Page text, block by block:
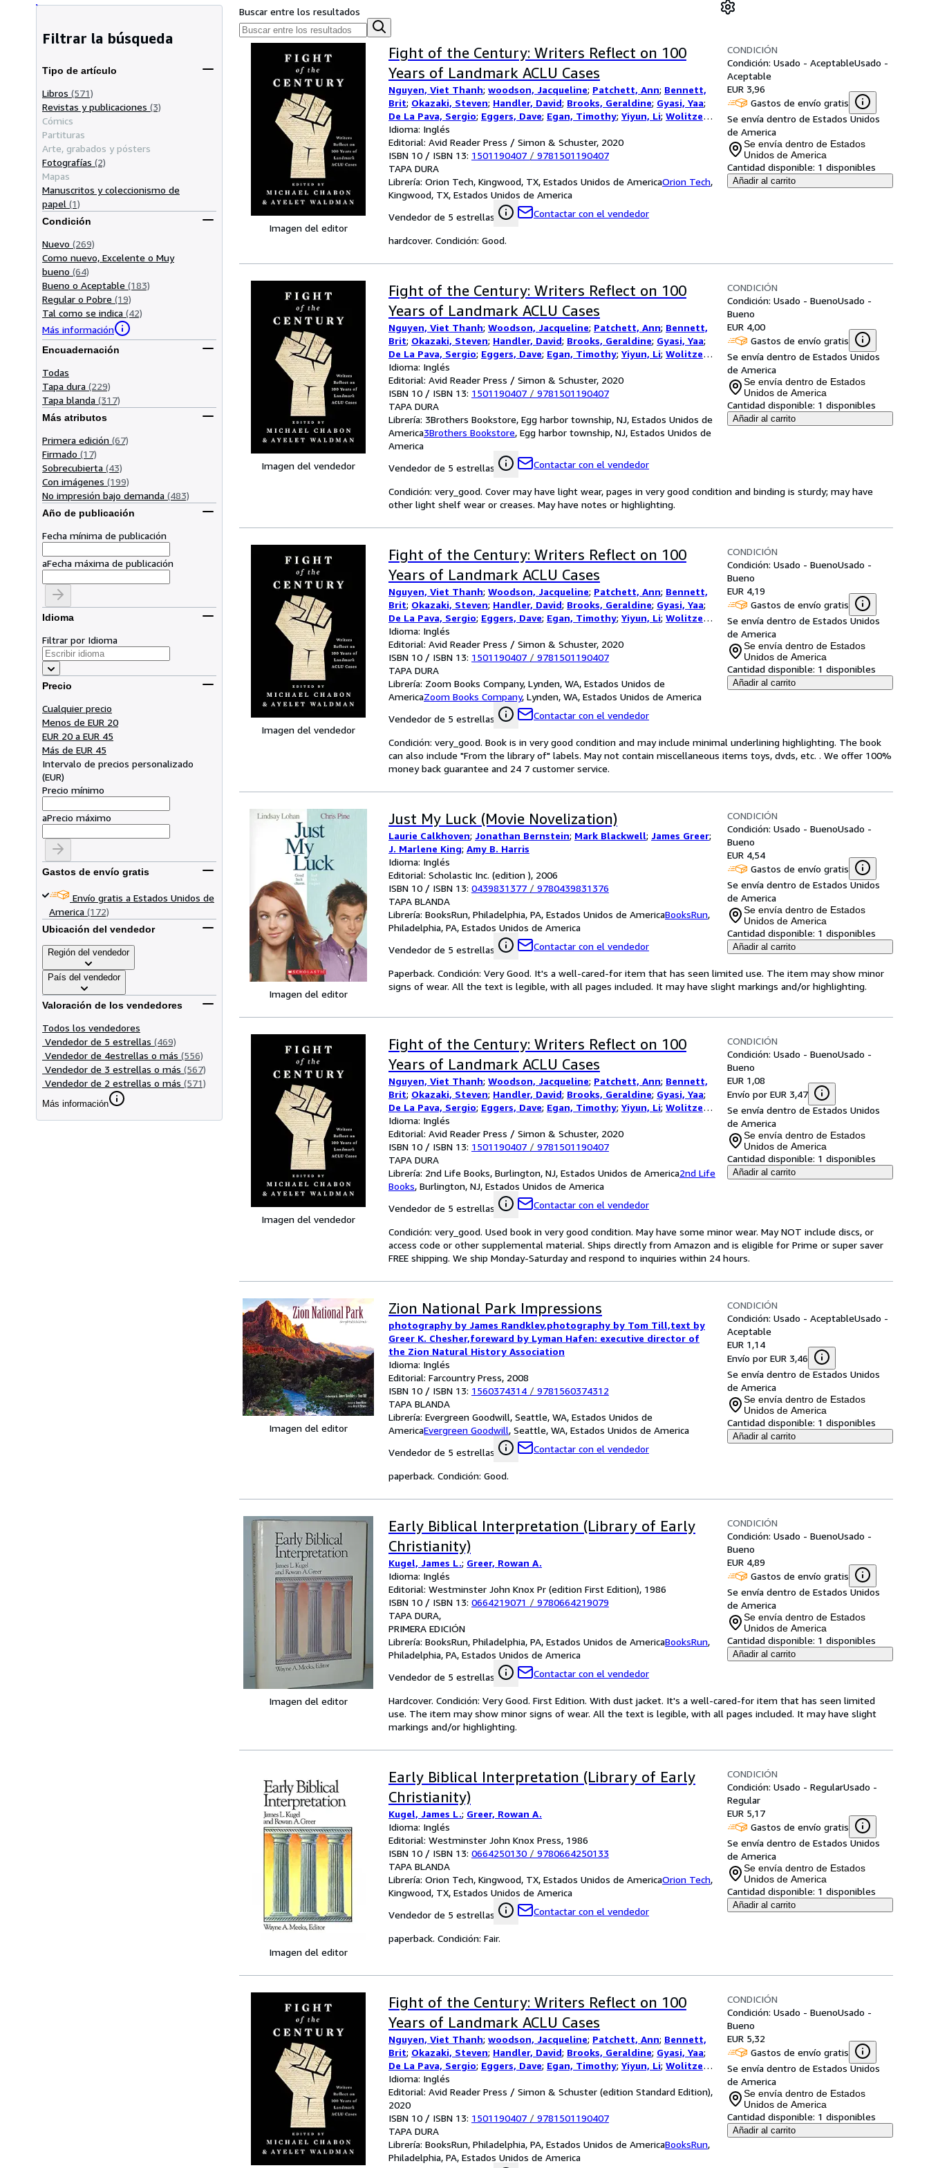
Filtrar la búsqueda
Tipo de artículo
Libros (571)
Revistas y publicaciones (3)
Cómics
Partituras
Arte, grabados y pósters
Fotografías (2)
Mapas
Manuscritos y coleccionismo de
papel (1)
Condición
Nuevo (269)
Como nuevo, Excelente o Muy
bueno (64)
Bueno o Aceptable (183)
Regular o Pobre (19)
Tal como se indica (42)
Más información
Encuadernación
Todas
Tapa dura (229)
Tapa blanda (317)
Más atributos
Primera edición (67)
Firmado (17)
Sobrecubierta (43)
Con imágenes (199)
No impresión bajo demanda (483)
Año de publicación
Fecha mínima de publicación
aFecha máxima de publicación
Idioma
Filtrar por Idioma
Precio
Cualquier precio
Menos de EUR 20
EUR 20 a EUR 45
Más de EUR 45
Intervalo de precios personalizado
(EUR)
Precio mínimo
aPrecio máximo
Gastos de envío gratis
Envío gratis a Estados Unidos de
America (172)
Ubicación del vendedor
Región del vendedor
País del vendedor
Valoración de los vendedores
Todos los vendedores
Vendedor de 5 estrellas (469)
Vendedor de 4estrellas o más (556)
Vendedor de 3 estrellas o más (567)
Vendedor de 2 estrellas o más (571)
Más información
Buscar entre los resultados
Imagen del editor
Fight of the Century: Writers Reflect on 100
Years of Landmark ACLU Cases
Nguyen, Viet Thanh; woodson, Jacqueline; Patchett, Ann; Bennett,
Brit; Okazaki, Steven; Handler, David; Brooks, Geraldine; Gyasi, Yaa;
De La Pava, Sergio; Eggers, Dave; Egan, Timothy; Yiyun, Li; Wolitzer,
Meg;Tobar, Hector
Alameddine, Rabih; Rothman-Zecher, Moriel; Lethem, Jonathan
Rushdie, Salman; Groff, Lauren;Egan, Jennifer;
Morgan;Lavalle, Victor
Jesmyn ;Sumney, Moses;Saunders, George;James, Marlon;Finnegan,
William;Doerr, Anthony;Anders, C.J.;Childs, Brenda J.
Erdrich, Louise;LeBlanc, Adrian Nicole ;
Michael [Editor];Waldman, Ayelet [Editor];Cole, Dave [Foreword];
Idioma: Inglés
Editorial: Avid Reader Press / Simon & Schuster, 2020
ISBN 10 / ISBN 13: 1501190407 / 9781501190407
TAPA DURA
Librería: Orion Tech, Kingwood, TX, Estados Unidos de AmericaOrion Tech,
Kingwood, TX, Estados Unidos de America
Vendedor de 5 estrellas
Contactar con el vendedor
CONDICIÓN
Condición: Usado - AceptableUsado -
Aceptable
EUR 3,96
Gastos de envío gratis
Se envía dentro de Estados Unidos
de America
Se envía dentro de Estados
Unidos de America
Cantidad disponible: 1 disponibles
Añadir al carrito
hardcover. Condición: Good.
Imagen del vendedor
Fight of the Century: Writers Reflect on 100
Years of Landmark ACLU Cases
Nguyen, Viet Thanh; Woodson, Jacqueline; Patchett, Ann; Bennett,
Brit; Okazaki, Steven; Handler, David; Brooks, Geraldine; Gyasi, Yaa;
De La Pava, Sergio; Eggers, Dave; Egan, Timothy; Yiyun, Li; Wolitzer,
Meg;Tobar, Hector
Alameddine, Rabih; Rothman-Zecher, Moriel; Lethem, Jonathan
Rushdie, Salman; Groff, Lauren;Egan, Jennifer;
Morgan;Lavalle, Victor
Jesmyn ;Sumney, Moses;Saunders, George;James, Marlon; Finnegan,
William;Doerr, Anthony;Anders, C.J.; Childs, Brenda J.;Greer,
Andrew Sean
Idioma: Inglés
Editorial: Avid Reader Press / Simon & Schuster, 2020
ISBN 10 / ISBN 13: 1501190407 / 9781501190407
TAPA DURA
Librería: 3Brothers Bookstore, Egg harbor township, NJ, Estados Unidos de
America3Brothers Bookstore, Egg harbor township, NJ, Estados Unidos de
America
Vendedor de 5 estrellas
Contactar con el vendedor
CONDICIÓN
Condición: Usado - BuenoUsado -
Bueno
EUR 4,00
Gastos de envío gratis
Se envía dentro de Estados Unidos
de America
Se envía dentro de Estados
Unidos de America
Cantidad disponible: 1 disponibles
Añadir al carrito
Condición: very_good. Cover may have light wear, pages in very good condition and binding is sturdy; may have
other light shelf wear or creases. May have notes or highlighting.
Imagen del vendedor
Fight of the Century: Writers Reflect on 100
Years of Landmark ACLU Cases
Nguyen, Viet Thanh; Woodson, Jacqueline; Patchett, Ann; Bennett,
Brit; Okazaki, Steven; Handler, David; Brooks, Geraldine; Gyasi, Yaa;
De La Pava, Sergio; Eggers, Dave; Egan, Timothy; Yiyun, Li; Wolitzer,
Meg;Tobar, Hector
Alameddine, Rabih; Rothman-Zecher, Moriel; Lethem, Jonathan
Rushdie, Salman; Groff, Lauren;Egan, Jennifer;
Morgan;Lavalle, Victor
Jesmyn ;Sumney, Moses;Saunders, George;James, Marlon;
William;Doerr, Anthony;Anders, C.J. ;Childs, Brenda J.; Greer,
Erdrich, Louise;LeBlanc, Adrian Nicole
Idioma: Inglés
Editorial: Avid Reader Press / Simon & Schuster, 2020
ISBN 10 / ISBN 13: 1501190407 / 9781501190407
TAPA DURA
Librería: Zoom Books Company, Lynden, WA, Estados Unidos de
AmericaZoom Books Company, Lynden, WA, Estados Unidos de America
Vendedor de 5 estrellas
Contactar con el vendedor
CONDICIÓN
Condición: Usado - BuenoUsado -
Bueno
EUR 4,19
Gastos de envío gratis
Se envía dentro de Estados Unidos
de America
Se envía dentro de Estados
Unidos de America
Cantidad disponible: 1 disponibles
Añadir al carrito
Condición: very_good. Book is in very good condition and may include minimal underlining highlighting. The book
can also include "From the library of" labels. May not contain miscellaneous items toys, dvds, etc. . We offer 100%
money back guarantee and 24 7 customer service.
Imagen del editor
Just My Luck (Movie Novelization)
Laurie Calkhoven; Jonathan Bernstein; Mark Blackwell; James Greer;
J. Marlene King; Amy B. Harris
Idioma: Inglés
Editorial: Scholastic Inc. (edition ), 2006
ISBN 10 / ISBN 13: 0439831377 / 9780439831376
TAPA BLANDA
Librería: BooksRun, Philadelphia, PA, Estados Unidos de AmericaBooksRun,
Philadelphia, PA, Estados Unidos de America
Vendedor de 5 estrellas
Contactar con el vendedor
CONDICIÓN
Condición: Usado - BuenoUsado -
Bueno
EUR 4,54
Gastos de envío gratis
Se envía dentro de Estados Unidos
de America
Se envía dentro de Estados
Unidos de America
Cantidad disponible: 1 disponibles
Añadir al carrito
Paperback. Condición: Very Good. It's a well-cared-for item that has seen limited use. The item may show minor
signs of wear. All the text is legible, with all pages included. It may have slight markings and/or highlighting.
Imagen del vendedor
Fight of the Century: Writers Reflect on 100
Years of Landmark ACLU Cases
Nguyen, Viet Thanh; Woodson, Jacqueline; Patchett, Ann; Bennett,
Brit; Okazaki, Steven; Handler, David; Brooks, Geraldine; Gyasi, Yaa;
De La Pava, Sergio; Eggers, Dave; Egan, Timothy; Yiyun, Li; Wolitzer,
Meg;Tobar, Hector
Alameddine, Rabih; Rothman-Zecher, Moriel; Lethem, Jonathan
Rushdie, Salman; Groff, Lauren;Egan, Jennifer;
Morgan;Lavalle, Victor
Jesmyn ;Sumney, Moses;Saunders, George; James, Marlon;Finnegan,
William;Doerr, Anthony;Anders, C.J.; Childs, Brenda J.
Erdrich, Louise;LeBlanc, Adrian Nicole
Idioma: Inglés
Editorial: Avid Reader Press / Simon & Schuster, 2020
ISBN 10 / ISBN 13: 1501190407 / 9781501190407
TAPA DURA
Librería: 2nd Life Books, Burlington, NJ, Estados Unidos de America2nd Life
Books, Burlington, NJ, Estados Unidos de America
Vendedor de 5 estrellas
Contactar con el vendedor
CONDICIÓN
Condición: Usado - BuenoUsado -
Bueno
EUR 1,08
Envío por EUR 3,47
Se envía dentro de Estados Unidos
de America
Se envía dentro de Estados
Unidos de America
Cantidad disponible: 1 disponibles
Añadir al carrito
Condición: very_good. Used book in very good condition. May have some minor wear. May NOT include discs, or
access code or other supplemental material. Ships directly from Amazon and is eligible for Prime or super saver
FREE shipping. We ship Monday-Saturday and respond to inquiries within 24 hours.
Imagen del editor
Zion National Park Impressions
photography by James Randklev,photography by Tom Till,text by
Greer K. Chesher,foreward by Lyman Hafen: executive director of
the Zion Natural History Association
Idioma: Inglés
Editorial: Farcountry Press, 2008
ISBN 10 / ISBN 13: 1560374314 / 9781560374312
TAPA BLANDA
Librería: Evergreen Goodwill, Seattle, WA, Estados Unidos de
AmericaEvergreen Goodwill, Seattle, WA, Estados Unidos de America
Vendedor de 5 estrellas
Contactar con el vendedor
CONDICIÓN
Condición: Usado - AceptableUsado -
Aceptable
EUR 1,14
Envío por EUR 3,46
Se envía dentro de Estados Unidos
de America
Se envía dentro de Estados
Unidos de America
Cantidad disponible: 1 disponibles
Añadir al carrito
paperback. Condición: Good.
Imagen del editor
Early Biblical Interpretation (Library of Early
Christianity)
Kugel, James L.; Greer, Rowan A.
Idioma: Inglés
Editorial: Westminster John Knox Pr (edition First Edition), 1986
ISBN 10 / ISBN 13: 0664219071 / 9780664219079
TAPA DURA
PRIMERA EDICIÓN
Librería: BooksRun, Philadelphia, PA, Estados Unidos de AmericaBooksRun,
Philadelphia, PA, Estados Unidos de America
Vendedor de 5 estrellas
Contactar con el vendedor
CONDICIÓN
Condición: Usado - BuenoUsado -
Bueno
EUR 4,89
Gastos de envío gratis
Se envía dentro de Estados Unidos
de America
Se envía dentro de Estados
Unidos de America
Cantidad disponible: 1 disponibles
Añadir al carrito
Hardcover. Condición: Very Good. First Edition. With dust jacket. It's a well-cared-for item that has seen limited
use. The item may show minor signs of wear. All the text is legible, with all pages included. It may have slight
markings and/or highlighting.
Imagen del editor
Early Biblical Interpretation (Library of Early
Christianity)
Kugel, James L.; Greer, Rowan A.
Idioma: Inglés
Editorial: Westminster John Knox Press, 1986
ISBN 10 / ISBN 13: 0664250130 / 9780664250133
TAPA BLANDA
Librería: Orion Tech, Kingwood, TX, Estados Unidos de AmericaOrion Tech,
Kingwood, TX, Estados Unidos de America
Vendedor de 5 estrellas
Contactar con el vendedor
CONDICIÓN
Condición: Usado - RegularUsado -
Regular
EUR 5,17
Gastos de envío gratis
Se envía dentro de Estados Unidos
de America
Se envía dentro de Estados
Unidos de America
Cantidad disponible: 1 disponibles
Añadir al carrito
paperback. Condición: Fair.
Fight of the Century: Writers Reflect on 100
Years of Landmark ACLU Cases
Nguyen, Viet Thanh; woodson, Jacqueline; Patchett, Ann; Bennett,
Brit; Okazaki, Steven; Handler, David; Brooks, Geraldine; Gyasi, Yaa;
De La Pava, Sergio; Eggers, Dave; Egan, Timothy; Yiyun, Li; Wolitzer,
Meg;Tobar, Hector
Alameddine, Rabih; Rothman-Zecher, Moriel ;Lethem, Jonathan;
Rushdie, Salman
Morgan ; Lavalle, Victor;Cunningham, Michael;
Jesmyn;Sumney, Moses
William ;Doerr, Anthony;Anders, C.J.;Childs, Brenda J.;Greer,
Andrew Sean;Erdrich, Louise; LeBlanc, Adrian Nicole
Idioma: Inglés
Editorial: Avid Reader Press / Simon & Schuster (edition Standard Edition),
2020
ISBN 10 / ISBN 13: 1501190407 / 9781501190407
TAPA DURA
Librería: BooksRun, Philadelphia, PA, Estados Unidos de AmericaBooksRun,
Philadelphia, PA, Estados Unidos de America
CONDICIÓN
Condición: Usado - BuenoUsado -
Bueno
EUR 5,32
Gastos de envío gratis
Se envía dentro de Estados Unidos
de America
Se envía dentro de Estados
Unidos de America
Cantidad disponible: 1 disponibles
Añadir al carrito